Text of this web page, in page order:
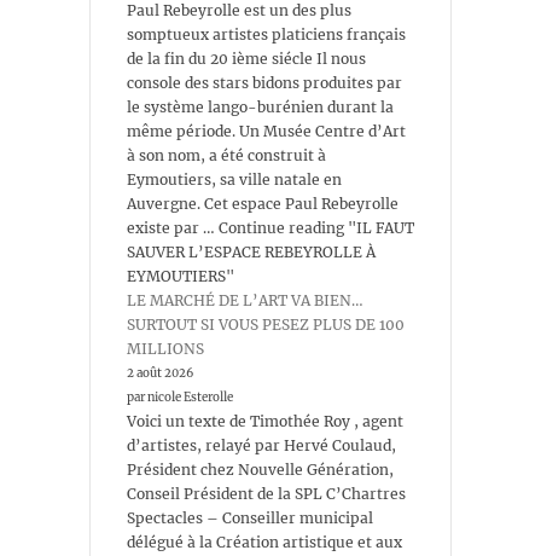
Paul Rebeyrolle est un des plus
somptueux artistes platiciens français
de la fin du 20 ième siécle Il nous
console des stars bidons produites par
le système lango-burénien durant la
même période. Un Musée Centre d’Art
à son nom, a été construit à
Eymoutiers, sa ville natale en
Auvergne. Cet espace Paul Rebeyrolle
existe par … Continue reading "IL FAUT
SAUVER L’ESPACE REBEYROLLE À
EYMOUTIERS"
LE MARCHÉ DE L’ART VA BIEN…
SURTOUT SI VOUS PESEZ PLUS DE 100
MILLIONS
2 août 2026
par nicole Esterolle
Voici un texte de Timothée Roy , agent
d’artistes, relayé par Hervé Coulaud,
Président chez Nouvelle Génération,
Conseil Président de la SPL C’Chartres
Spectacles – Conseiller municipal
délégué à la Création artistique et aux